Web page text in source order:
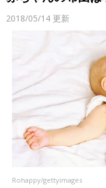
2018/05/14 更新
Rohappy/gettyimages